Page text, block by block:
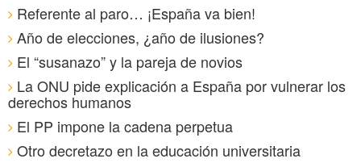
Referente al paro… ¡España va bien!
Año de elecciones, ¿año de ilusiones?
El “susanazo” y la pareja de novios
La ONU pide explicación a España por vulnerar los
derechos humanos
El PP impone la cadena perpetua
Otro decretazo en la educación universitaria